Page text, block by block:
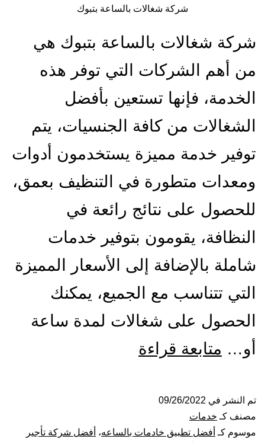
شركة شغالات بالساعة بتبوك
شركة شغالات بالساعة بتبوك هي
من أهم الشركات التي توفر هذه
الخدمة، فإنها تستعين بأفضل
الشغالات من كافة الجنسيات، يتم
توفير خدمة مميزة يستخدمون أدوات
ومعدات متطورة في التنظيف بعمق،
للحصول على نتائج رائعة في
النظافة، يقومون بتوفير خدمات
شاملة بالإضافة إلى الأسعار المميزة
التي تتناسب مع الجميع، يمكنك
الحصول على شغالات لمدة ساعة
أو… متابعة قراءة
بتبوك
تم النشر في 09/26/2022
مصنف كـ خدمات
موسوم كـ أفضل تطبيق خادمات بالساعه، أفضل شركة تأجير